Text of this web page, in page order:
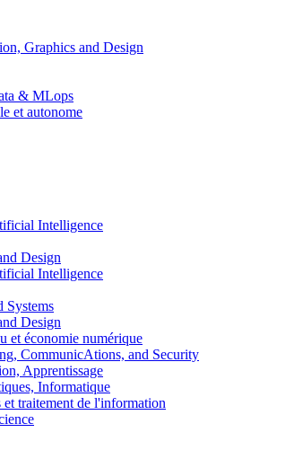
Graphics and Design
& MLops
et autonome
Intelligence
Design
Intelligence
Systems
Design
et économie numérique
CommunicAtions, and Security
Apprentissage
Informatique
traitement de l'information